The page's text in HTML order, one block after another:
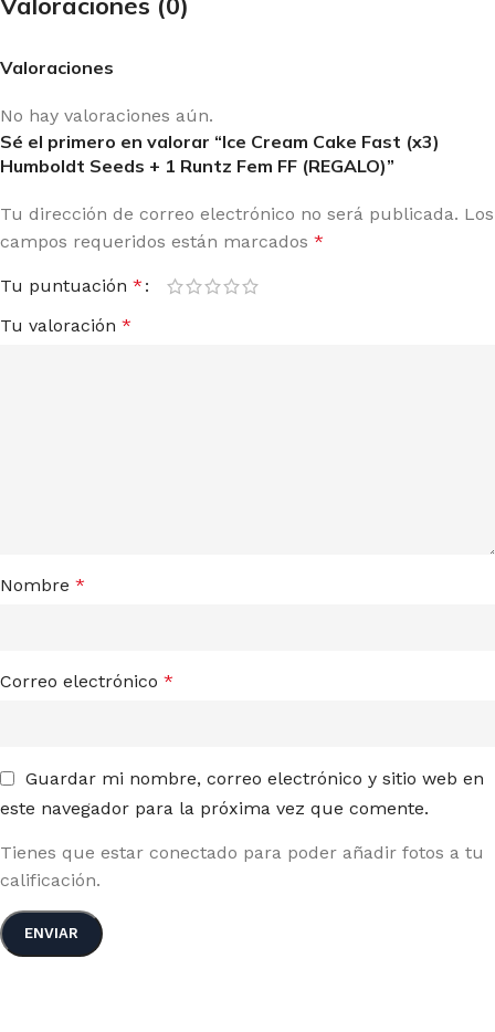
Valoraciones
No hay valoraciones aún.
Sé el primero en valorar “Ice Cream Cake Fast (x3)
Humboldt Seeds + 1 Runtz Fem FF (REGALO)”
Tu dirección de correo electrónico no será publicada. Los
campos requeridos están marcados *
Tu puntuación *
Tu valoración *
Nombre *
Correo electrónico *
Guardar mi nombre, correo electrónico y sitio web en
este navegador para la próxima vez que comente.
Tienes que estar conectado para poder añadir fotos a tu
calificación.